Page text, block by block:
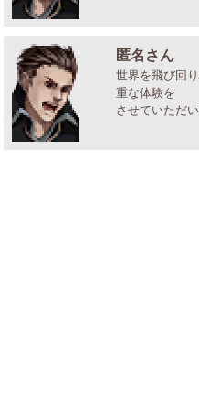
匿名さん
世界を飛び回
重な体験を
させていただい